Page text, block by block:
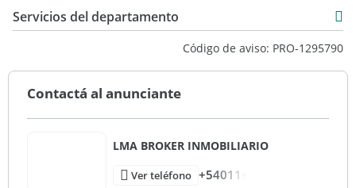
Servicios del departamento
Código de aviso: PRO-1295790
Contactá al anunciante
LMA BROKER INMOBILIARIO
Ver teléfono +54011+